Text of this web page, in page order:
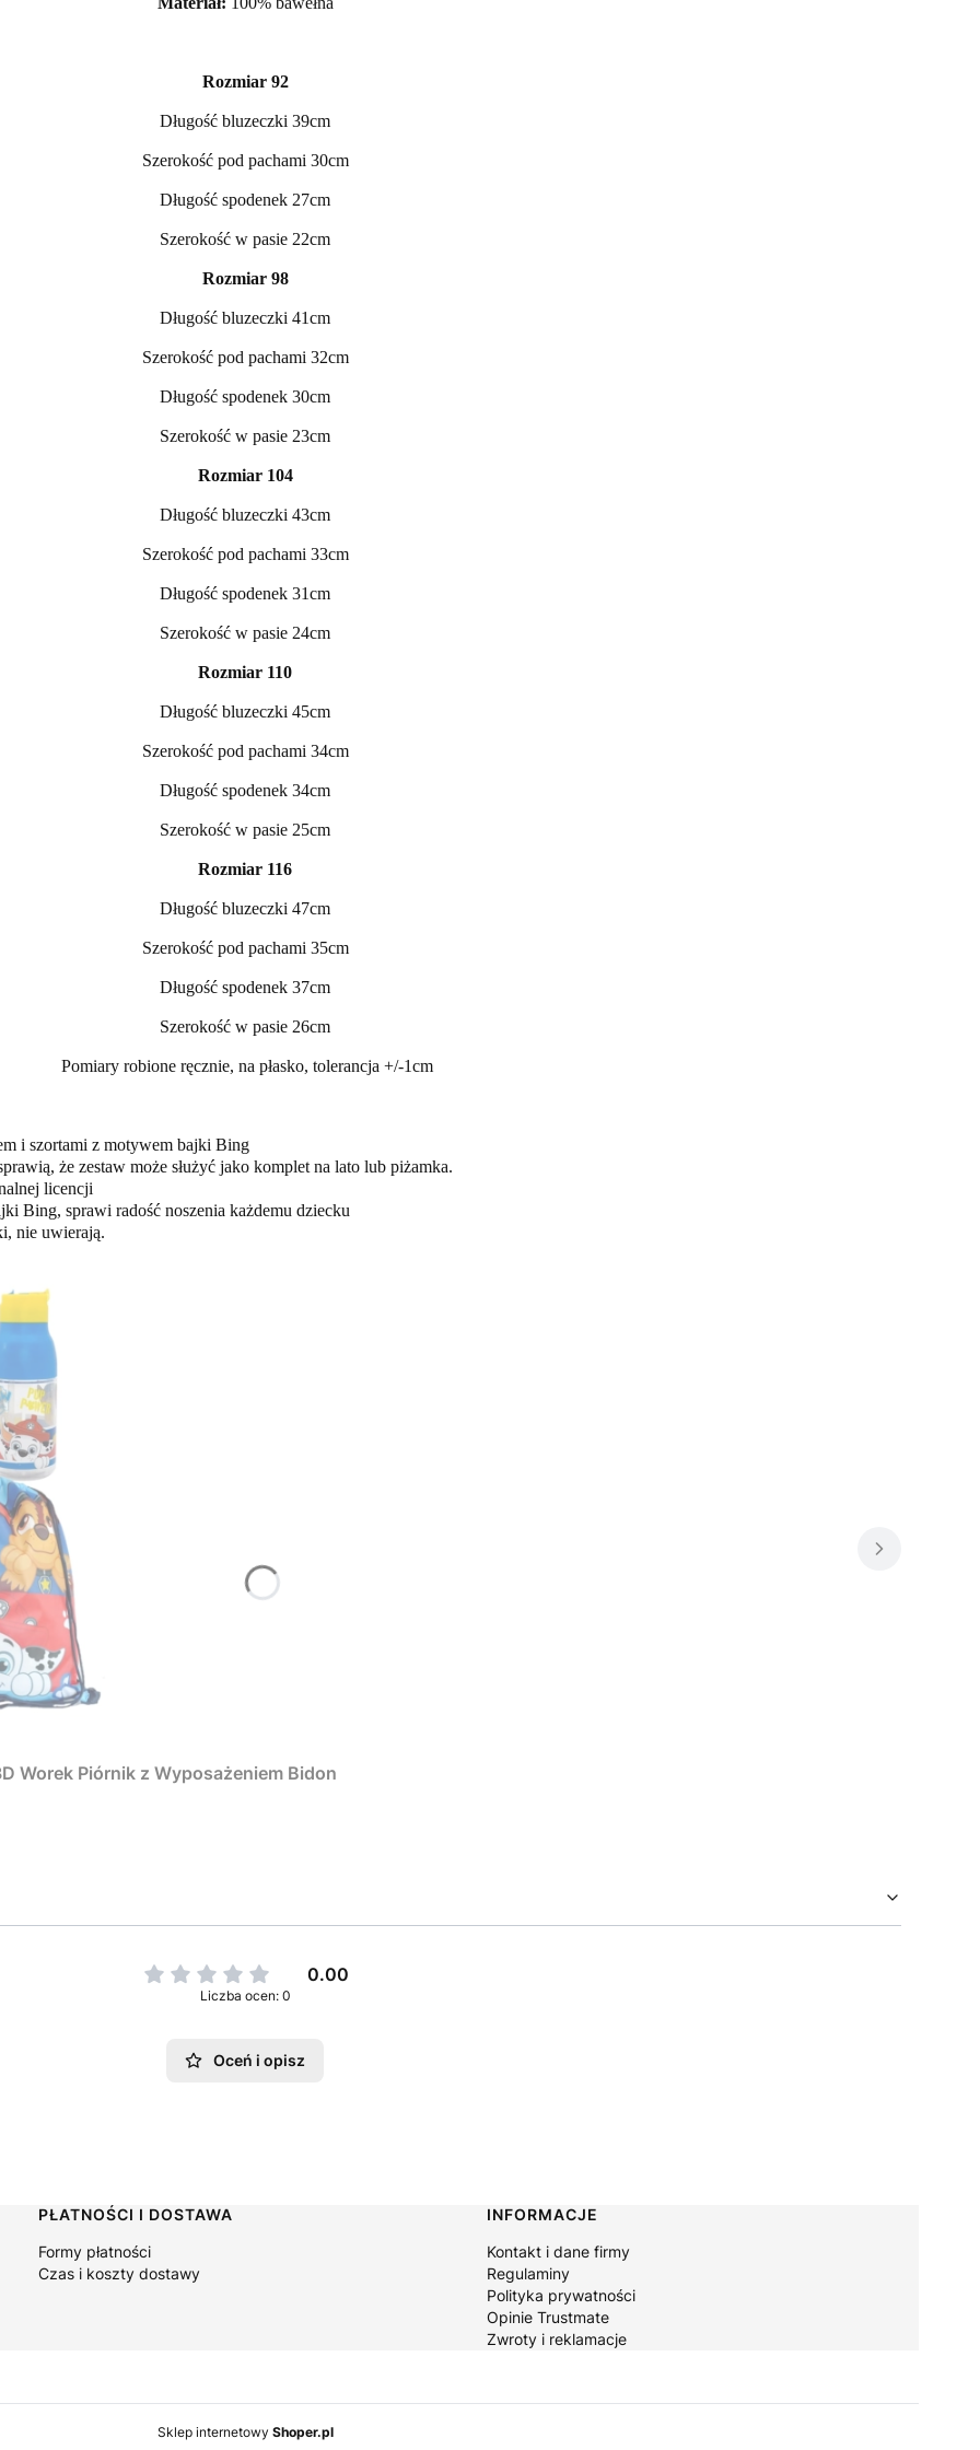
Rozmiar 92
Długość bluzeczki 39cm
Szerokość pod pachami 30cm
Długość spodenek 27cm
Szerokość w pasie 22cm
Rozmiar 98
Długość bluzeczki 41cm
Szerokość pod pachami 32cm
Długość spodenek 30cm
Szerokość w pasie 23cm
Rozmiar 104
Długość bluzeczki 43cm
Szerokość pod pachami 33cm
Długość spodenek 31cm
Szerokość w pasie 24cm
Rozmiar 110
Długość bluzeczki 45cm
Szerokość pod pachami 34cm
Długość spodenek 34cm
Szerokość w pasie 25cm
Rozmiar 116
Długość bluzeczki 47cm
Szerokość pod pachami 35cm
Długość spodenek 37cm
Szerokość w pasie 26cm
Pomiary robione ręcznie, na płasko, tolerancja +/-1cm
i szortami z motywem bajki Bing
że zestaw może służyć jako komplet na lato lub piżamka.
licencji
Bing, sprawi radość noszenia każdemu dziecku
nie uwierają.
Worek Piórnik z Wyposażeniem Bidon
0.00
Liczba ocen: 0
Oceń i opisz
PŁATNOŚCI I DOSTAWA
Formy płatności
Czas i koszty dostawy
INFORMACJE
Kontakt i dane firmy
Regulaminy
Polityka prywatności
Opinie Trustmate
Zwroty i reklamacje
Sklep internetowy Shoper.pl